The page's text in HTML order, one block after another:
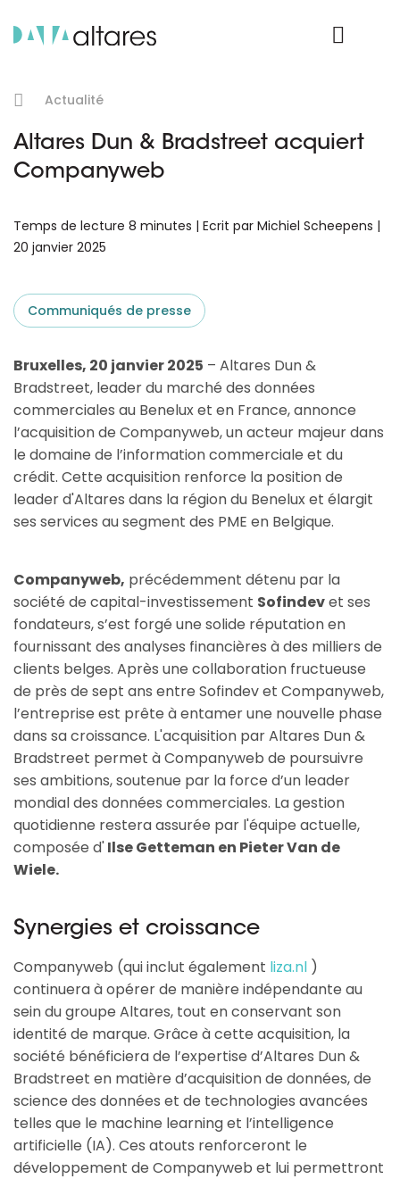
Actualité
Altares Dun & Bradstreet acquiert
Companyweb
Temps de lecture 8 minutes | Ecrit par Michiel Scheepens |
20 janvier 2025
Communiqués de presse
Bruxelles, 20 janvier 2025 – Altares Dun &
Bradstreet, leader du marché des données
commerciales au Benelux et en France, annonce
l’acquisition de Companyweb, un acteur majeur dans
le domaine de l’information commerciale et du
crédit. Cette acquisition renforce la position de
leader d'Altares dans la région du Benelux et élargit
ses services au segment des PME en Belgique.
Companyweb, précédemment détenu par la
société de capital-investissement Sofindevet ses
fondateurs, s’est forgé une solide réputation en
fournissant des analyses financières à des milliers de
clients belges. Après une collaboration fructueuse
de près de sept ans entre Sofindev et Companyweb,
l’entreprise est prête à entamer une nouvelle phase
dans sa croissance. L'acquisition par Altares Dun &
Bradstreet permet à Companyweb de poursuivre
ses ambitions, soutenue par la force d’un leader
mondial des données commerciales. La gestion
quotidienne restera assurée par l'équipe actuelle,
composée d'Ilse Getteman en Pieter Van de
Wiele.
Synergies et croissance
Companyweb (qui inclut également liza.nl )
continuera à opérer de manière indépendante au
sein du groupe Altares, tout en conservant son
identité de marque. Grâce à cette acquisition, la
société bénéficiera de l’expertise d’Altares Dun &
Bradstreet en matière d’acquisition de données, de
science des données et de technologies avancées
telles que le machine learning et l’intelligence
artificielle (IA). Ces atouts renforceront le
développement de Companyweb et lui permettront